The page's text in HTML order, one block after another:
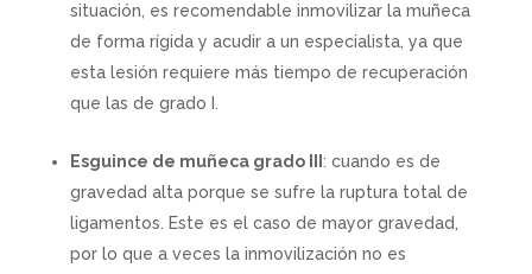
situación, es recomendable inmovilizar la muñeca
de forma rígida y acudir a un especialista, ya que
esta lesión requiere más tiempo de recuperación
que las de grado I.
Esguince de muñeca grado III : cuando es de
gravedad alta porque se sufre la ruptura total de
ligamentos. Este es el caso de mayor gravedad,
por lo que a veces la inmovilización no es